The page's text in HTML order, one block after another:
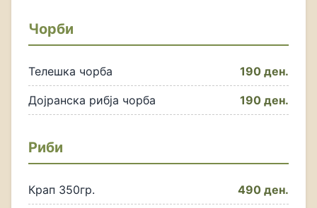
Чорби
Телешка чорба 190 ден.
Дојранска рибја чорба 190 ден.
Риби
Крап 350гр. 490 ден.